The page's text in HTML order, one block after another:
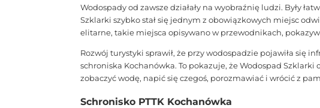
Wodospady od zawsze działały na wyobraźnię ludzi. Były
Szklarki szybko stał się jednym z obowiązkowych miejsc
elitarne, takie miejsca opisywano w przewodnikach,
Rozwój turystyki sprawił, że przy wodospadzie pojawiła się
schroniska Kochanówka. To pokazuje, że Wodospad
zobaczyć wodę, napić się czegoś, porozmawiać i wrócić z
Schronisko PTTK Kochanówka